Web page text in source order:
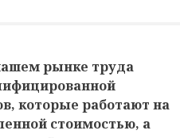
рынке труда
которые работают на
стоимостью, а